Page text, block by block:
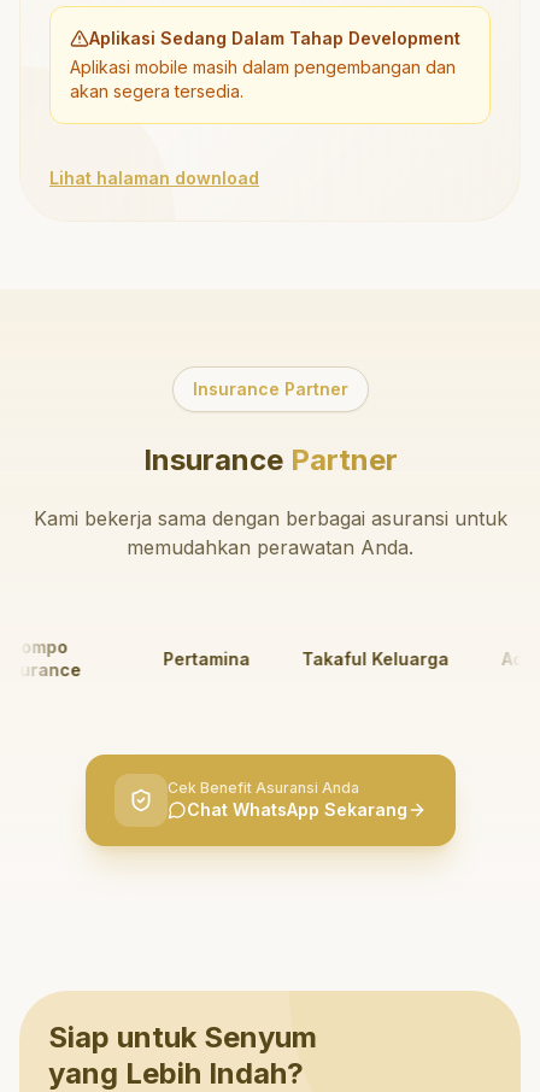
Aplikasi Sedang Dalam Tahap Development
Aplikasi mobile masih dalam pengembangan dan
akan segera tersedia.
Lihat halaman download
Insurance Partner
InsurancePartner
Kami bekerja sama dengan berbagai asuransi untuk
memudahkan perawatan Anda.
Pertamina Takaful Keluarga
Cek Benefit Asuransi Anda
Chat WhatsApp Sekarang
Siap untuk Senyum
yang Lebih Indah?